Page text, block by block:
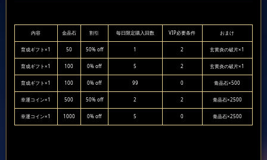
内容 金晶石 割引 毎日限定購入回数 VIP必要条件 おまけ
育成ギフト×1 50 50% off 1 2 玄黄炎の破片×1
育成ギフト×1 100 0% off 5 2 玄黄炎の破片×1
育成ギフト×1 100 0% off 99 0 青晶石×500
幸運コイン×1 500 50% off 2 2 青晶石×2500
幸運コイン×1 1000 0% off 5 0 青晶石×2500